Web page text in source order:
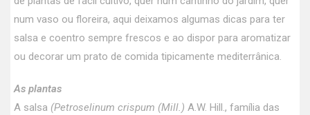
num vaso ou floreira, aqui deixamos algumas dicas para ter
salsa e coentro sempre frescos e ao dispor para aromatizar
ou decorar um prato de comida tipicamente mediterrânica.
As plantas
A salsa (Petroselinum crispum (Mill.) A.W. Hill., família das